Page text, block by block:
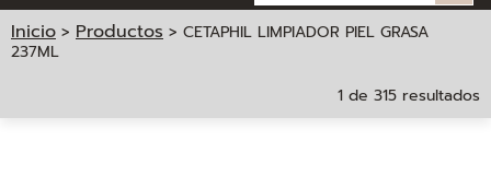
Inicio > Productos > CETAPHIL LIMPIADOR PIEL GRASA
237ML
1 de 315 resultados